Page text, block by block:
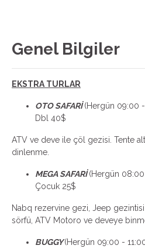
Genel Bilgiler
EKSTRA TURLAR
OTO SAFARİ(Hergün 09:00
Dbl 40$
ATV ve deve ile çöl gezisi. Tente
dinlenme.
MEGA SAFARİ(Hergün
Çocuk 25$
Nabq rezervine gezi, Jeep
sörfü, ATV Motoro ve deveye
BUGGY(Hergün 09:00 -